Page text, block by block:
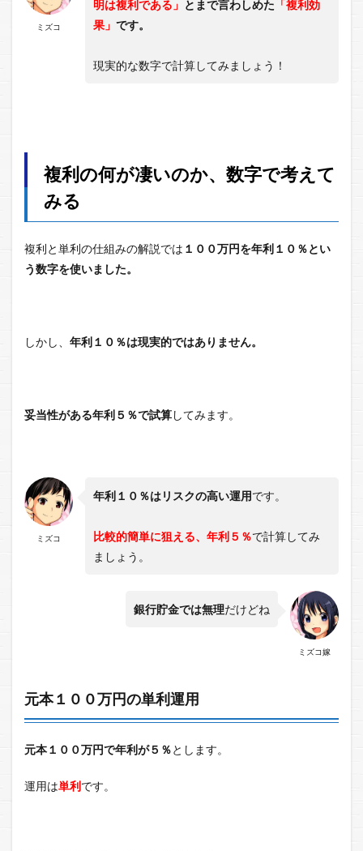
ミズコ
明は複利である」 とまで言わしめた 「複利効
果」 です。
現実的な数字で計算してみましょう！
複利の何が凄いのか、数字で考えて
みる
複利と単利の仕組みの解説では １００万円を年利１０％とい
う数字を使いました。
しかし、 年利１０％は現実的ではありません。
妥当性がある年利５％で試算してみます。
ミズコ
年利１０％はリスクの高い運用です。
比較的簡単に狙える、年利５％で計算してみ
ましょう。
ミズコ嫁
銀行貯金では無理だけどね
元本１００万円の単利運用
元本１００万円で年利が５％とします。
運用は単利です。